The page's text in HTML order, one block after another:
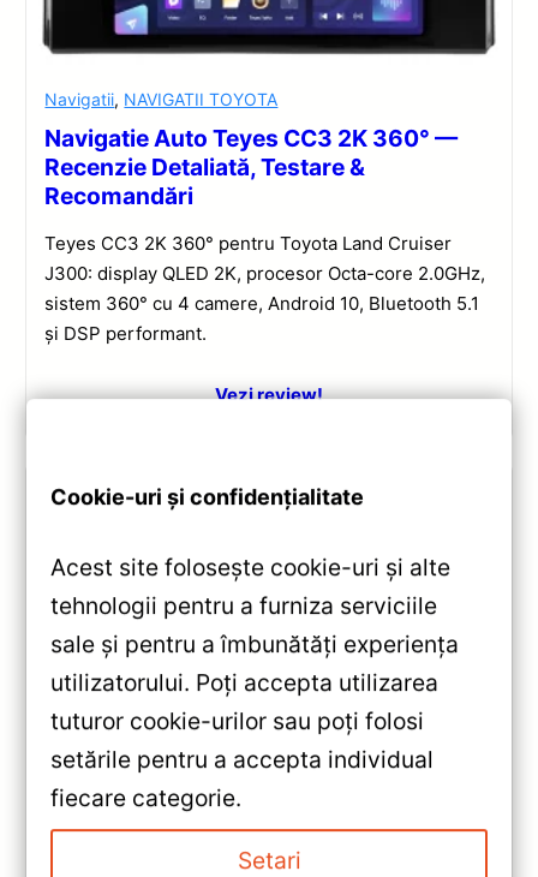
Navigatii, NAVIGATII TOYOTA
Navigatie Auto Teyes CC3 2K 360° —
Recenzie Detaliată, Testare &
Recomandări
Teyes CC3 2K 360° pentru Toyota Land Cruiser
J300: display QLED 2K, procesor Octa-core 2.0GHz,
sistem 360° cu 4 camere, Android 10, Bluetooth 5.1
și DSP performant.
Vezi review!
Navigatii, NAVIGATII TOYOTA
Navigatie Auto Teyes CC3 2K Toyota
Land Cruiser 12 J300 2021-2023 —
Recenzie Detaliată, Testare &
Cookie-uri și confidențialitate
Acest site folosește cookie-uri și alte
tehnologii pentru a furniza serviciile
sale și pentru a îmbunătăți experiența
utilizatorului. Poți accepta utilizarea
tuturor cookie-urilor sau poți folosi
setările pentru a accepta individual
fiecare categorie.
Setari